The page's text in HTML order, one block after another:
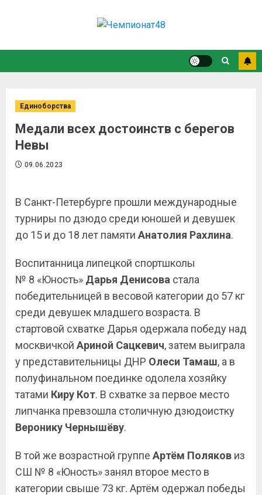
Единоборства
Медали всех достоинств с берегов
Невы
09.06.2023
В Санкт-Петербурге прошли международные
турниры по дзюдо среди юношей и девушек
до 15 и до 18 лет памяти Анатолия Рахлина.
Воспитанница липецкой спортшколы
№ 8 «Юность» Дарья Денисова стала
победительницей в весовой категории до 57 кг
среди девушек младшего возраста. В
стартовой схватке Дарья одержала победу над
москвичкой Ариной Сацкевич, затем выиграла
у представительницы ДНР Олеси Тамаш, а в
полуфинальном поединке одолела хозяйку
татами Киру Кот. В схватке за первое место
липчанка превзошла столичную дзюдоистку
Веронику Чернышёву.
В той же возрастной группе Артём Поляков из
СШ № 8 «Юность» занял второе место в
категории свыше 73 кг. Артём одержал победы